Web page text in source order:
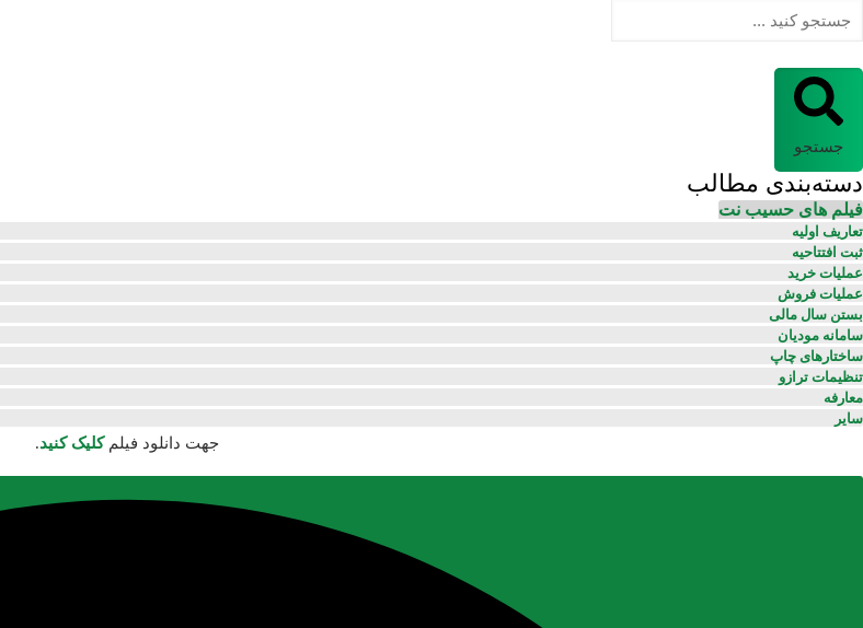
جستجو
دسته‌بندی مطالب
فیلم های حسیب نت
تعاریف اولیه
ثبت افتتاحیه
عملیات خرید
عملیات فروش
بستن سال مالی
سامانه مودیان
ساختارهای چاپ
تنظیمات ترازو
معارفه
سایر
جهت دانلود فیلمکلیک کنید.